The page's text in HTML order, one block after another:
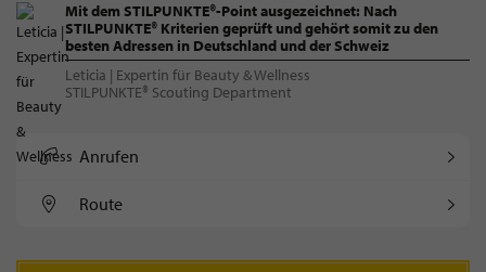
Mit dem STILPUNKTE®-Point ausgezeichnet: Nach
STILPUNKTE® Kriterien geprüft und gehört somit zu den
besten Adressen in Deutschland und der Schweiz
Leticia | Expertin für Beauty & Wellness
STILPUNKTE® Scouting Department
Anrufen
Route